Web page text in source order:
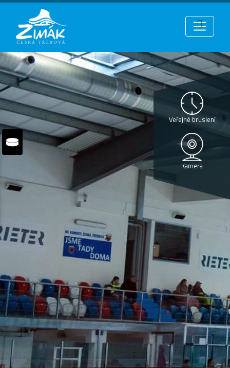
Veřejné bruslení
Kamera